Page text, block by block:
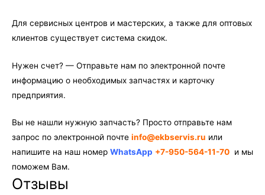
Для сервисных центров и мастерских, а также для оптовых
клиентов существует система скидок.
Нужен счет? — Отправьте нам по электронной почте
информацию о необходимых запчастях и карточку
предприятия.
Вы не нашли нужную запчасть? Просто отправьте нам
запрос по электронной почте info@ekbservis.ru или
напишите на наш номер WhatsApp +7-950-564-11-70 и мы
поможем Вам.
Отзывы